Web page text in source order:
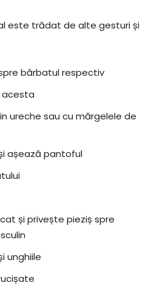
este trădat de alte gesturi și
bărbatul respectiv
acesta
ureche sau cu mărgelele de
așează pantoful
și privește pieziș spre
unghiile